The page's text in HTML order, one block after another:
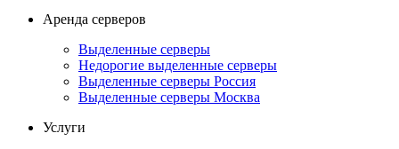
Аренда серверов
Выделенные серверы
Недорогие выделенные серверы
Выделенные серверы Россия
Выделенные серверы Москва
Услуги